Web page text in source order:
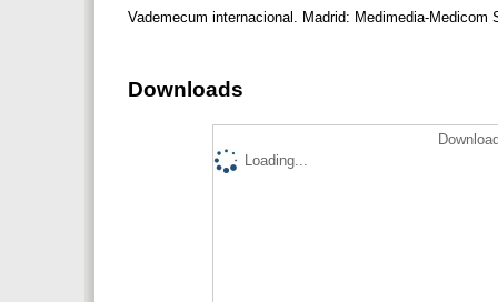
Vademecum internacional. Madrid: Medimedia-Medicom
Downloads
Loading...